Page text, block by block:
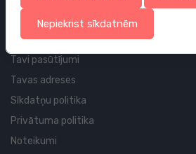
Profila un piegādes informācija
Tavs konts
Tavi pasūtījumi
Tavas adreses
Sīkdatņu politika
Privātuma politika
Noteikumi
Nepiekrist sīkdatnēm